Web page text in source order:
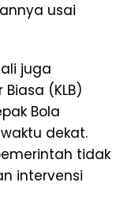
usai
juga
(KLB)
Bola
dekat.
tidak
intervensi